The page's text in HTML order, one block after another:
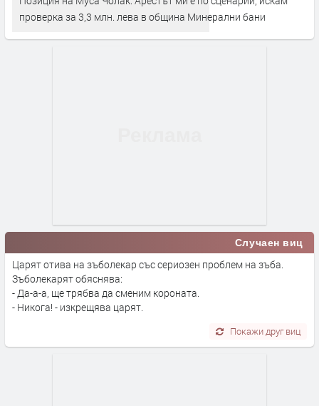
проверка за 3,3 млн. лева в община Минерални бани
Случаен виц
Царят отива на зъболекар със сериозен проблем на зъба.
Зъболекарят обяснява:
- Да-а-а, ще трябва да сменим короната.
- Никога! - изкрещява царят.
Покажи друг виц